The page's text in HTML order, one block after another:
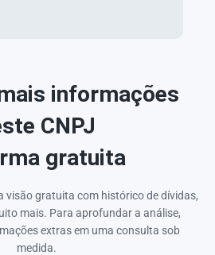
informações
CNPJ
gratuita
visão gratuita com histórico de dívidas,
mais. Para aprofundar a análise,
extras em uma consulta sob
medida.